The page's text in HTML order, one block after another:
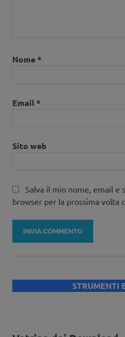
Nome *
Email *
Sito web
Salva il mio nome, email e
browser per la prossima volta
STRUMENTI